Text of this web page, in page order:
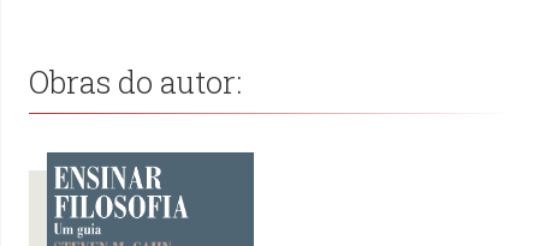
Obras do autor: